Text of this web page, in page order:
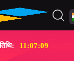
11:07:09